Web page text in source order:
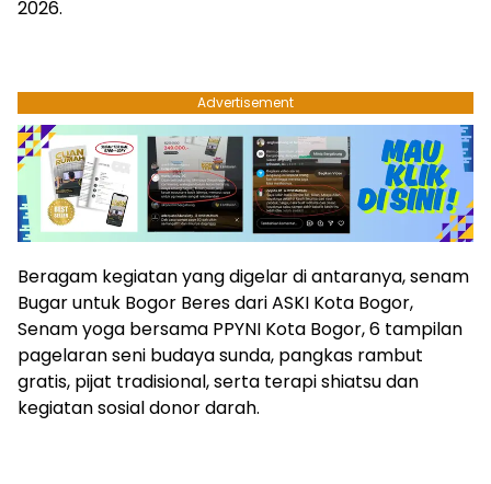
2026.
Advertisement
Beragam kegiatan yang digelar di antaranya, senam
Bugar untuk Bogor Beres dari ASKI Kota Bogor,
Senam yoga bersama PPYNI Kota Bogor, 6 tampilan
pagelaran seni budaya sunda, pangkas rambut
gratis, pijat tradisional, serta terapi shiatsu dan
kegiatan sosial donor darah.